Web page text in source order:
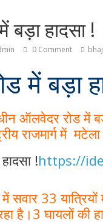
हादसा !
0 Comment
में बड़ा
ऑलवेदर रोड में
राजमार्ग में
!https://
सवार 33
है।3 घायलों की